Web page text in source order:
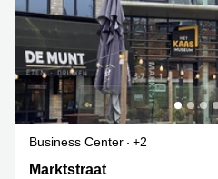
Business Center
+2
Marktstraat 1, Bodegraven-
Marktstraat